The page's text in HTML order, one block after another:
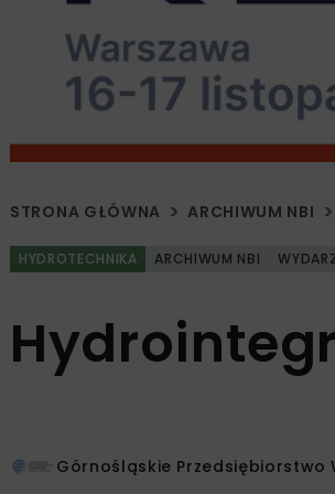
STRONA GŁÓWNA ARCHIWUM NBI
HYDROTECHNIKA ARCHIWUM NBI
Górnośląskie Przedsiębiorstwo